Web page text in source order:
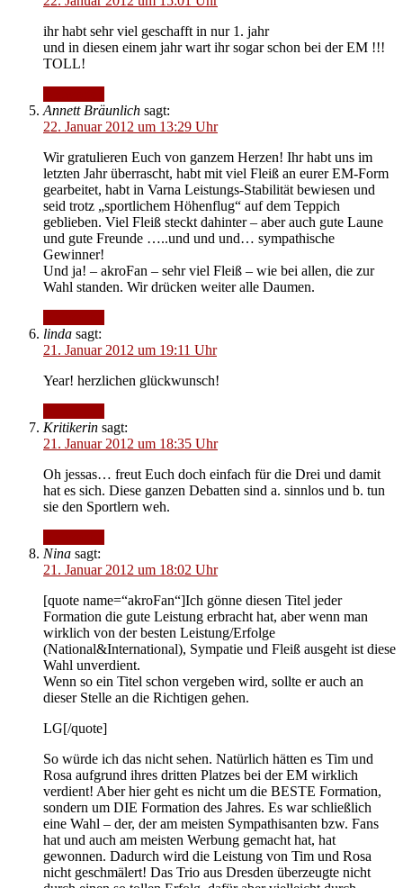
ihr habt sehr viel geschafft in nur 1. jahr
und in diesen einem jahr wart ihr sogar schon bei der EM !!!
TOLL!
Annett Bräunlich sagt:
22. Januar 2012 um 13:29 Uhr
Wir gratulieren Euch von ganzem Herzen! Ihr habt uns im
letzten Jahr überrascht, habt mit viel Fleiß an eurer EM-Form
gearbeitet, habt in Varna Leistungs-Stabilität bewiesen und
seid trotz „sportlichem Höhenflug“ auf dem Teppich
geblieben. Viel Fleiß steckt dahinter – aber auch gute Laune
und gute Freunde …..und und und… sympathische
Gewinner!
Und ja! – akroFan – sehr viel Fleiß – wie bei allen, die zur
Wahl standen. Wir drücken weiter alle Daumen.
linda sagt:
21. Januar 2012 um 19:11 Uhr
Year! herzlichen glückwunsch!
Kritikerin sagt:
21. Januar 2012 um 18:35 Uhr
Oh jessas… freut Euch doch einfach für die Drei und damit
hat es sich. Diese ganzen Debatten sind a. sinnlos und b. tun
sie den Sportlern weh.
Nina sagt:
21. Januar 2012 um 18:02 Uhr
[quote name=“akroFan“]Ich gönne diesen Titel jeder
Formation die gute Leistung erbracht hat, aber wenn man
wirklich von der besten Leistung/Erfolge
(National&International), Sympatie und Fleiß ausgeht ist diese
Wahl unverdient.
Wenn so ein Titel schon vergeben wird, sollte er auch an
dieser Stelle an die Richtigen gehen.
LG[/quote]
So würde ich das nicht sehen. Natürlich hätten es Tim und
Rosa aufgrund ihres dritten Platzes bei der EM wirklich
verdient! Aber hier geht es nicht um die BESTE Formation,
sondern um DIE Formation des Jahres. Es war schließlich
eine Wahl – der, der am meisten Sympathisanten bzw. Fans
hat und auch am meisten Werbung gemacht hat, hat
gewonnen. Dadurch wird die Leistung von Tim und Rosa
nicht geschmälert! Das Trio aus Dresden überzeugte nicht